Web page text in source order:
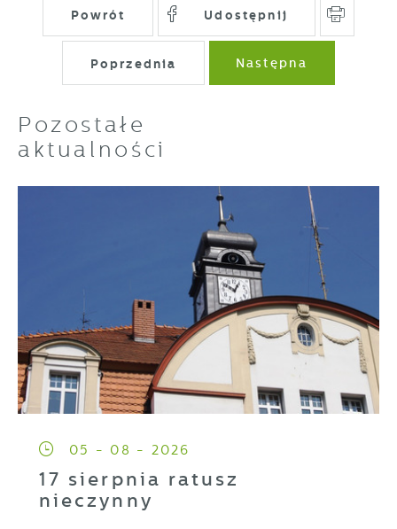
Powrót Udostępnij
Poprzednia Następna
Pozostałe
aktualności
05 - 08 - 2026
17 sierpnia ratusz
nieczynny